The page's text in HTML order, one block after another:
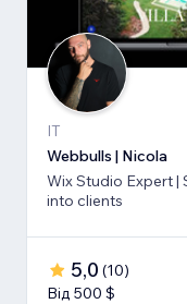
IT
Webbulls | Nicola
Wix Studio Expert |
into clients
5,0 (10)
Від 500 $